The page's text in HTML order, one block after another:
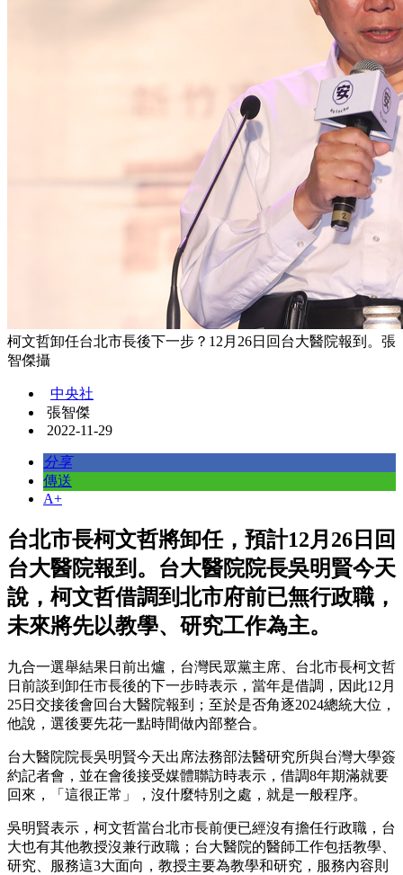
柯文哲卸任台北市長後下一步？12月26日回台大醫院報到。張
智傑攝
中央社
張智傑
2022-11-29
分享
傳送
A+
台北市長柯文哲將卸任，預計12月26日回
台大醫院報到。台大醫院院長吳明賢今天
說，柯文哲借調到北市府前已無行政職，
未來將先以教學、研究工作為主。
九合一選舉結果日前出爐，台灣民眾黨主席、台北市長柯文哲
日前談到卸任市長後的下一步時表示，當年是借調，因此12月
25日交接後會回台大醫院報到；至於是否角逐2024總統大位，
他說，選後要先花一點時間做內部整合。
台大醫院院長吳明賢今天出席法務部法醫研究所與台灣大學簽
約記者會，並在會後接受媒體聯訪時表示，借調8年期滿就要
回來，「這很正常」，沒什麼特別之處，就是一般程序。
吳明賢表示，柯文哲當台北市長前便已經沒有擔任行政職，台
大也有其他教授沒兼行政職；台大醫院的醫師工作包括教學、
研究、服務這3大面向，教授主要為教學和研究，服務內容則